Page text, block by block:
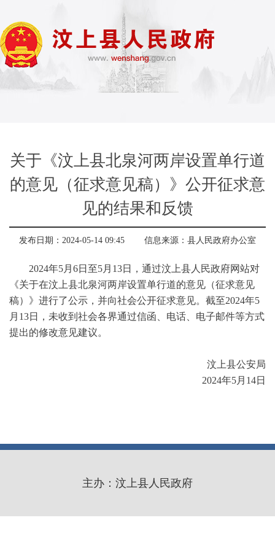
关于《汶上县北泉河两岸设置单行道
的意见（征求意见稿）》公开征求意
见的结果和反馈
发布日期：2024-05-14 09:45 信息来源： 县人民政府办公室
2024年5月6日至5月13日，通过汶上县人民政府网站对
《关于在汶上县北泉河两岸设置单行道的意见（征求意见
稿）》进行了公示，并向社会公开征求意见。截至2024年5
月13日，未收到社会各界通过信函、电话、电子邮件等方式
提出的修改意见建议。
汶上县公安局
2024年5月14日
主办：汶上县人民政府